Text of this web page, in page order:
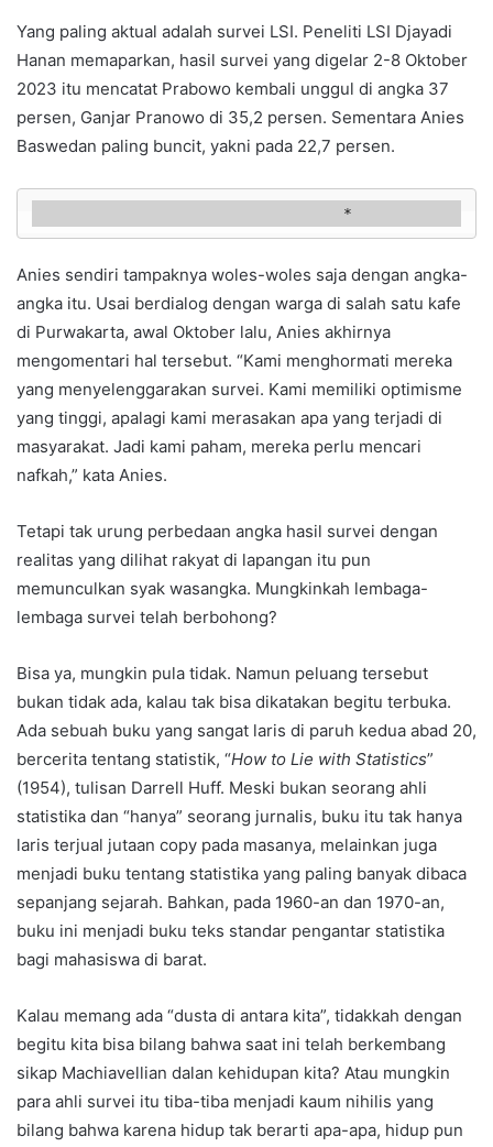
Yang paling aktual adalah survei LSI. Peneliti LSI Djayadi
Hanan memaparkan, hasil survei yang digelar 2-8 Oktober
2023 itu mencatat Prabowo kembali unggul di angka 37
persen, Ganjar Pranowo di 35,2 persen. Sementara Anies
Baswedan paling buncit, yakni pada 22,7 persen.
                                   *
Anies sendiri tampaknya woles-woles saja dengan angka-
angka itu. Usai berdialog dengan warga di salah satu kafe
di Purwakarta, awal Oktober lalu, Anies akhirnya
mengomentari hal tersebut. “Kami menghormati mereka
yang menyelenggarakan survei. Kami memiliki optimisme
yang tinggi, apalagi kami merasakan apa yang terjadi di
masyarakat. Jadi kami paham, mereka perlu mencari
nafkah,” kata Anies.
Tetapi tak urung perbedaan angka hasil survei dengan
realitas yang dilihat rakyat di lapangan itu pun
memunculkan syak wasangka. Mungkinkah lembaga-
lembaga survei telah berbohong?
Bisa ya, mungkin pula tidak. Namun peluang tersebut
bukan tidak ada, kalau tak bisa dikatakan begitu terbuka.
Ada sebuah buku yang sangat laris di paruh kedua abad 20,
bercerita tentang statistik, “How to Lie with Statistics”
(1954), tulisan Darrell Huff. Meski bukan seorang ahli
statistika dan “hanya” seorang jurnalis, buku itu tak hanya
laris terjual jutaan copy pada masanya, melainkan juga
menjadi buku tentang statistika yang paling banyak dibaca
sepanjang sejarah. Bahkan, pada 1960-an dan 1970-an,
buku ini menjadi buku teks standar pengantar statistika
bagi mahasiswa di barat.
Kalau memang ada “dusta di antara kita”, tidakkah dengan
begitu kita bisa bilang bahwa saat ini telah berkembang
sikap Machiavellian dalan kehidupan kita? Atau mungkin
para ahli survei itu tiba-tiba menjadi kaum nihilis yang
bilang bahwa karena hidup tak berarti apa-apa, hidup pun